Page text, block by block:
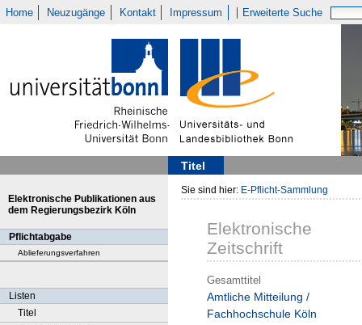
Home Neuzugänge Kontakt Impressum Erweiterte Suche
Titel
Elektronische Publikationen aus
dem Regierungsbezirk Köln
Pflichtabgabe
Ablieferungsverfahren
Listen
Titel
Sie sind hier: E-Pflicht-Sammlung
Elektronische
Zeitschrift
Gesamttitel
Amtliche Mitteilung /
Fachhochschule Köln